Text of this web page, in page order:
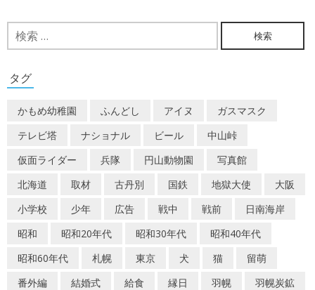
ビ
ー
シ
ョ
ン
検
索:
タグ
かもめ幼稚園 ふんどし アイヌ
ガスマスク
テレビ塔
ナショナル ビール
中山峠
仮面ライダー
兵隊 円山動物園
写真館
北海道
取材 古丹別 国鉄 地獄大使
大阪
小学校
少年 広告 戦中 戦前
日南海岸
昭和
昭和20年代 昭和30年代
昭和40年代
昭和60年代
札幌 東京 犬 猫
留萌
番外編
結婚式 給食 縁日 羽幌
羽幌炭鉱